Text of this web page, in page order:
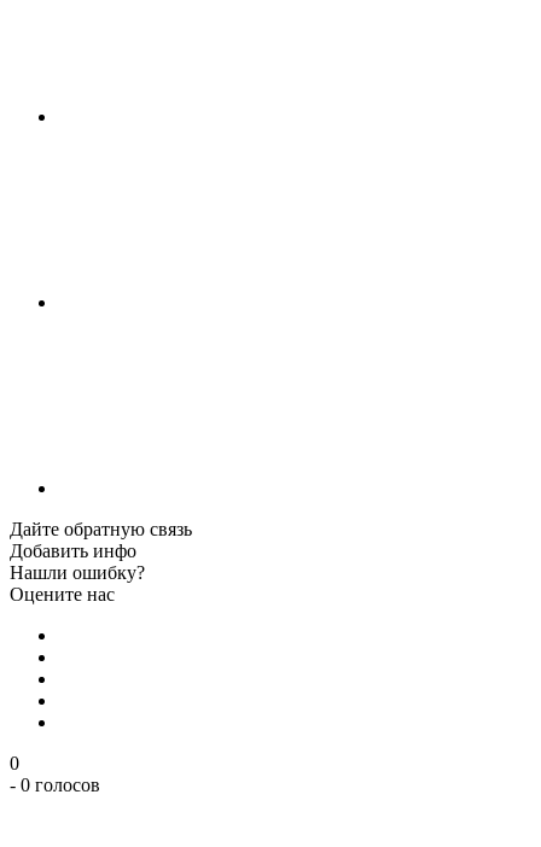
Дайте обратную связь
Добавить инфо
Нашли ошибку?
Оцените нас
0
- 0 голосов